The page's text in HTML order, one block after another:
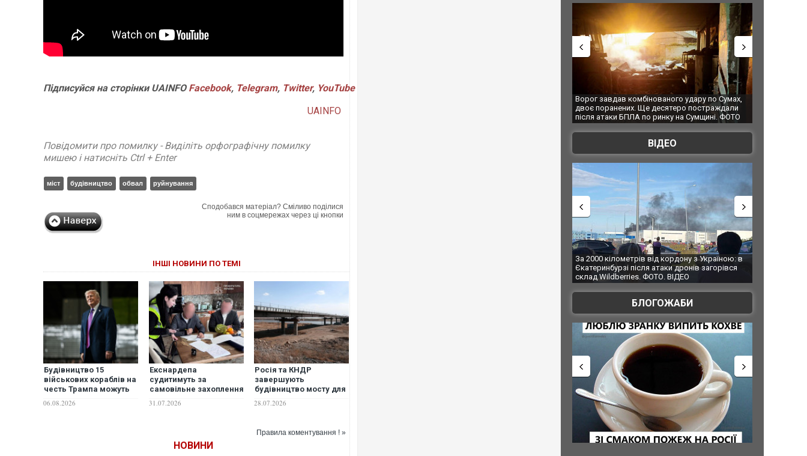
Підписуйся на сторінки UAINFO Facebook, Telegram, Twitter, YouTube
UAINFO
Повідомити про помилку - Виділіть орфографічну помилку
мишею і натисніть Ctrl + Enter
міст будівництво обвал руйнування
Сподобався матеріал? Сміливо поділися
ним в соцмережах через ці кнопки
ІНШІ НОВИНИ ПО ТЕМІ
Будівництво 15
військових кораблів на
честь Трампа можуть
млрд доларів, - NYT
06.08.2026
Екснардепа
судитимуть за
самовільне захоплення
незаконне будівництво
31.07.2026
Росія та КНДР
завершують
будівництво мосту для
поставок – The
28.07.2026
Правила коментування ! »
НОВИНИ
За 2000 кілометрів від кордону з Україною: в
Єкатеринбурзі після атаки дронів загорівся
склад Wildberries. ФОТО. ВІДЕО
ВІДЕО
В Таїланді футболіст загинув від удару
блискавки під час матчу: ще 12 людей
постраждали. ВІДЕО
БЛОГОЖАБИ